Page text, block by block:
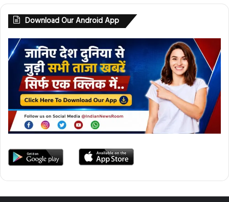
Download Our Android App